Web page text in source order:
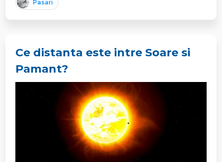
Pasari
Ce distanta este intre Soare si
Pamant?